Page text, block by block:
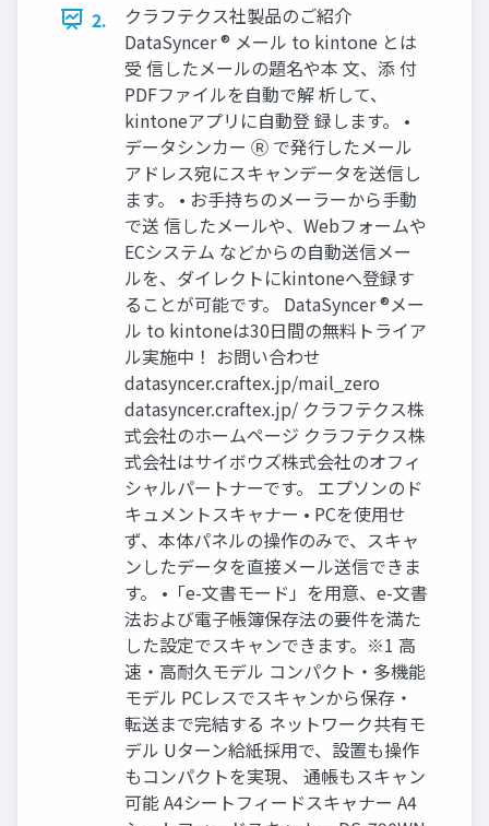
2.
クラフテクス社製品のご紹介
DataSyncer ® メール to kintone とは
受 信したメールの題名や本 文、添 付
PDFファイルを自動で解 析して、
kintoneアプリに自動登 録します。 •
データシンカー Ⓡ で発行したメール
アドレス宛にスキャンデータを送信し
ます。 • お手持ちのメーラーから手動
で送 信したメールや、Webフォームや
ECシステム などからの自動送信メー
ルを、ダイレクトにkintoneへ登録す
ることが可能です。 DataSyncer ®メー
ル to kintoneは30日間の無料トライア
ル実施中！ お問い合わせ
datasyncer.craftex.jp/mail_zero
datasyncer.craftex.jp/ クラフテクス株
式会社のホームページ クラフテクス株
式会社はサイボウズ株式会社のオフィ
シャルパートナーです。 エプソンのド
キュメントスキャナー • PCを使用せ
ず、本体パネルの操作のみで、スキャ
ンしたデータを直接メール送信できま
す。 •「e-文書モード」を用意、e-文書
法および電子帳簿保存法の要件を満た
した設定でスキャンできます。※1 高
速・高耐久モデル コンパクト・多機能
モデル PCレスでスキャンから保存・
転送まで完結する ネットワーク共有モ
デル Uターン給紙採用で、設置も操作
もコンパクトを実現、 通帳もスキャン
可能 A4シートフィードスキャナー A4